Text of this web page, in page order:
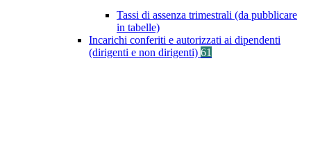
Tassi di assenza trimestrali (da pubblicare
in tabelle)
Incarichi conferiti e autorizzati ai dipendenti
(dirigenti e non dirigenti) 61